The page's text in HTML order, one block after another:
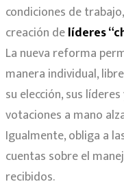
condiciones de
creación delíderes
La nueva reforma
manera individual,
su elección, sus
votaciones a mano
Igualmente, obliga a
cuentas sobre el
recibidos.